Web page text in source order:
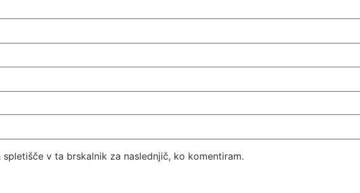
v ta brskalnik za naslednjič, ko komentiram.